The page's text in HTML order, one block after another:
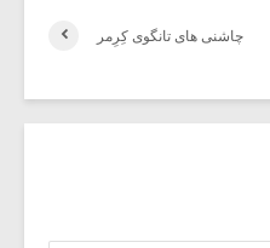
چاشنی های تانگوی کِرِمر